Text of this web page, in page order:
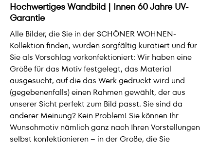
Hochwertiges Wandbild | Innen 60 Jahre UV-
Garantie
Alle Bilder, die Sie in der SCHÖNER WOHNEN-
Kollektion finden, wurden sorgfältig kuratiert und für
Sie als Vorschlag vorkonfektioniert: Wir haben eine
Größe für das Motiv festgelegt, das Material
ausgesucht, auf die das Werk gedruckt wird und
(gegebenenfalls) einen Rahmen gewählt, der aus
unserer Sicht perfekt zum Bild passt. Sie sind da
anderer Meinung? Kein Problem! Sie können Ihr
Wunschmotiv nämlich ganz nach Ihren Vorstellungen
selbst konfektionieren – in der Größe, die Sie